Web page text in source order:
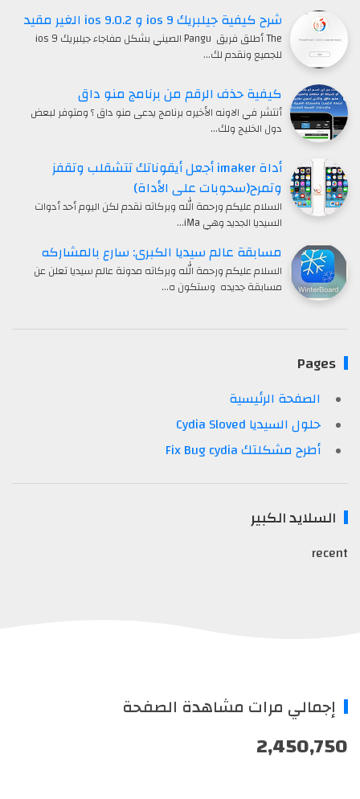
شرح كيفية جيلبريك ios 9 و ios 9.0.2 الغير مقيد
The أطلق فريق Pangu الصيني بشكل مفاجاء جيلبريك ios 9
للجميع ونقدم لك…
كيفية حذف الرقم من برنامج منو داق
أنتشر في الاونه الأخيره برنامج يدعى منو داق ؟ ومتوفر لبعض
دول الخليج ولك…
أداة imaker أجعل أيقوناتك تتشقلب وتقفز
وتمرح(سحوبات على الأداة)
السلام عليكم ورحمة الله وبركاته نقدم لكن اليوم أحد أدوات
السيديا الجديد وهي iMa…
مسابقة عالم سيديا الكبرى: سارع بالمشاركه
السلام عليكم ورحمة الله وبركاته مدونة عالم سيديا تعلن عن
مسابقة جديده وستكون ه…
Pages
الصفحة الرئيسية
حلول السيديا Cydia Sloved
أطرح مشكلتك Fix Bug cydia
السلايد الكبير
recent
إجمالي مرات مشاهدة الصفحة
2,450,750